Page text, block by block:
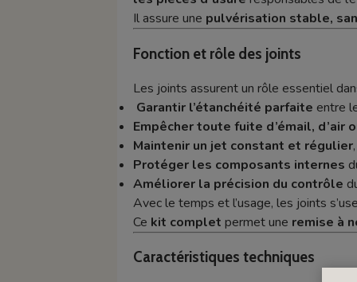
Il assure une pulvérisation stable,
Fonction et rôle des joints
Les joints assurent un rôle essentiel
Garantir l’étanchéité parfaite entre
Empêcher toute fuite d’émail, d’air
Maintenir un jet constant et régulier
Protéger les composants internes
Améliorer la précision du contrôle
Avec le temps et l’usage, les joints
Ce kit complet permet une remise à
Caractéristiques techniques